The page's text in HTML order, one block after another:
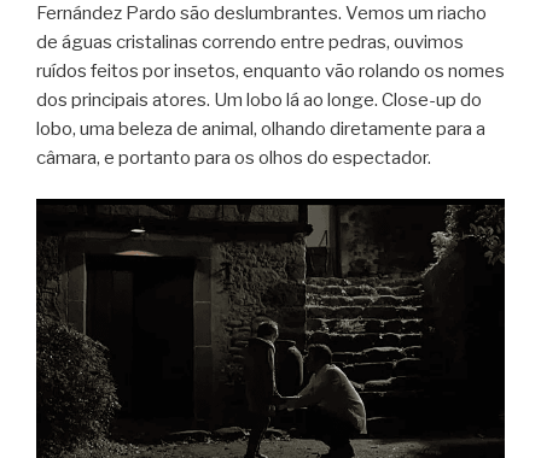
Fernández Pardo são deslumbrantes. Vemos um riacho
de águas cristalinas correndo entre pedras, ouvimos
ruídos feitos por insetos, enquanto vão rolando os nomes
dos principais atores. Um lobo lá ao longe. Close-up do
lobo, uma beleza de animal, olhando diretamente para a
câmara, e portanto para os olhos do espectador.